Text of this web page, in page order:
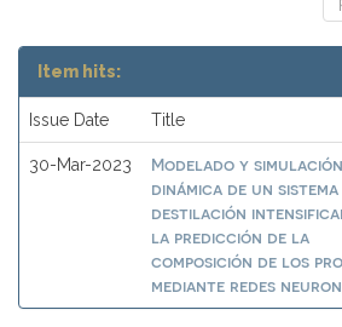
Item hits:
Issue Date Title
30-Mar-2023
Modelado y simulación
dinámica de un sistema
destilación
la predicción de la
composición de los
mediante redes